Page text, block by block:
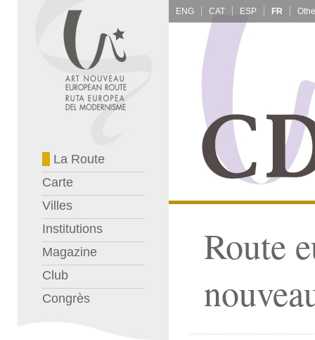
La Route
Carte
Villes
Institutions
Magazine
Club
Congrès
ENG CAT ESP FR
Route